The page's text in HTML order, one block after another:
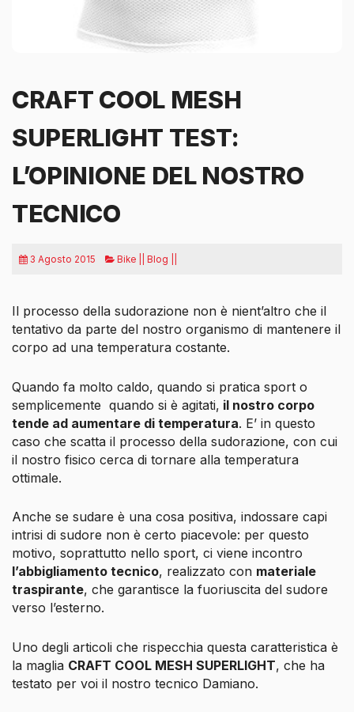
CRAFT COOL MESH
SUPERLIGHT TEST:
L’OPINIONE DEL NOSTRO
TECNICO
3 Agosto 2015 Bike || Blog ||
Il processo della sudorazione non è nient’altro che il
tentativo da parte del nostro organismo di mantenere il
corpo ad una temperatura costante.
Quando fa molto caldo, quando si pratica sport o
semplicemente quando si è agitati, il nostro corpo
tende ad aumentare di temperatura. E’ in questo
caso che scatta il processo della sudorazione, con cui
il nostro fisico cerca di tornare alla temperatura
ottimale.
Anche se sudare è una cosa positiva, indossare capi
intrisi di sudore non è certo piacevole: per questo
motivo, soprattutto nello sport, ci viene incontro
l’abbigliamento tecnico, realizzato con materiale
traspirante, che garantisce la fuoriuscita del sudore
verso l’esterno.
Uno degli articoli che rispecchia questa caratteristica è
la maglia CRAFT COOL MESH SUPERLIGHT, che ha
testato per voi il nostro tecnico Damiano.